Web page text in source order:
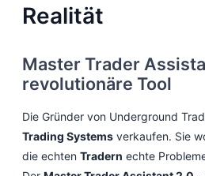
Realität
Master Trader
revolutionäre Tool
Die Gründer von Underground
Trading Systems verkaufen. Sie
die echten Tradern echte